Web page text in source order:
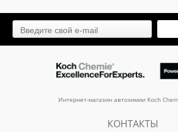
Интернет-магазин автохимии Koch
КОНТАКТЫ